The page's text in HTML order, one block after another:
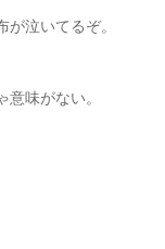
泣いてるぞ。
味がない。